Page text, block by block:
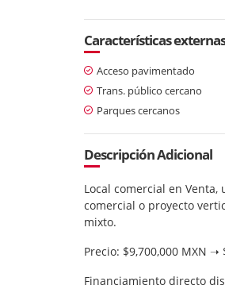
Características externas
Acceso pavimentado
Trans. público cercano
Parques cercanos
Descripción Adicional
Local comercial en
comercial o proyecto
mixto.
Precio: $9,700,000 MXN ➝
Financiamiento directo